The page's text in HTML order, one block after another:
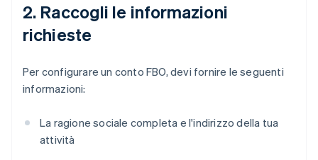
2. Raccogli le informazioni
richieste
Per configurare un conto FBO, devi fornire le seguenti
informazioni:
La ragione sociale completa e l'indirizzo della tua
attività